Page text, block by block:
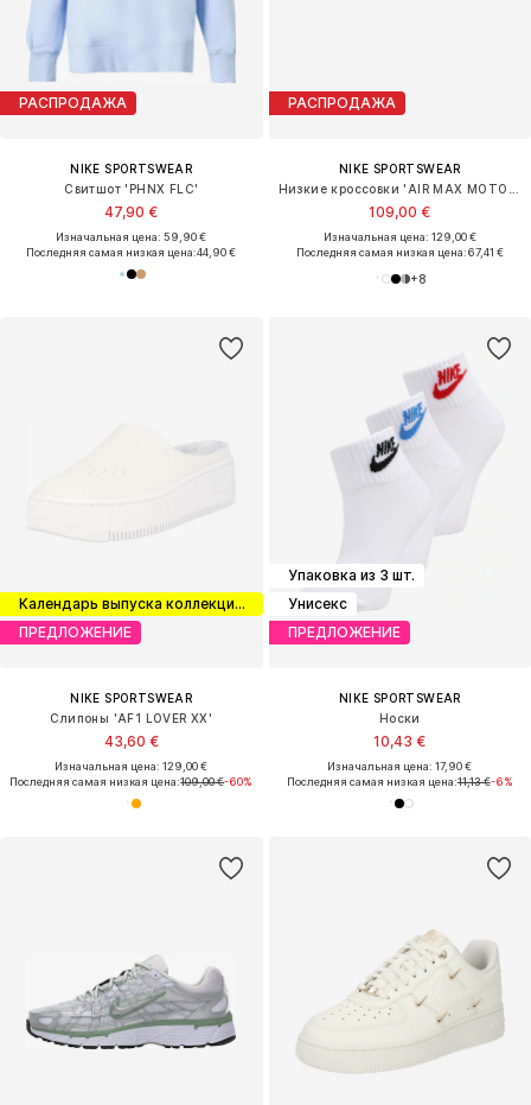
РАСПРОДАЖА
NIKE SPORTSWEAR
Свитшот 'PHNX FLC'
47,90 €
Изначальная цена: 59,90 €
Последняя самая низкая цена:44,90 €
РАСПРОДАЖА
NIKE SPORTSWEAR
109,00 €
Изначальная цена: 129,00 €
Последняя самая низкая цена:67,41 €
+8
Календарь выпуска коллекций кроссовок
ПРЕДЛОЖЕНИЕ
NIKE SPORTSWEAR
Слипоны 'AF1 LOVER XX'
43,60 €
Изначальная цена: 129,00 €
Последняя самая низкая цена:109,00 €-60%
Упаковка из 3 шт.
Унисекс
ПРЕДЛОЖЕНИЕ
NIKE SPORTSWEAR
Носки
10,43 €
Изначальная цена: 17,90 €
Последняя самая низкая цена:11,13 €-6%